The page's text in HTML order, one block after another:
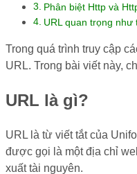
Phân biệt Http và
URL quan trọng như
Trong quá trình truy cập
URL. Trong bài viết này,
URL là gì?
URL là từ viết tắt của
được gọi là một địa chỉ
xuất tài nguyên.